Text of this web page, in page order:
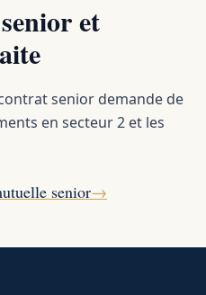
et
senior demande de
en secteur 2 et les
senior→